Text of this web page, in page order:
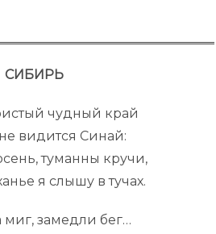
СИБИРЬ
чудный край
видится Синай:
туманны кручи,
я слышу в тучах.
замедли бег…